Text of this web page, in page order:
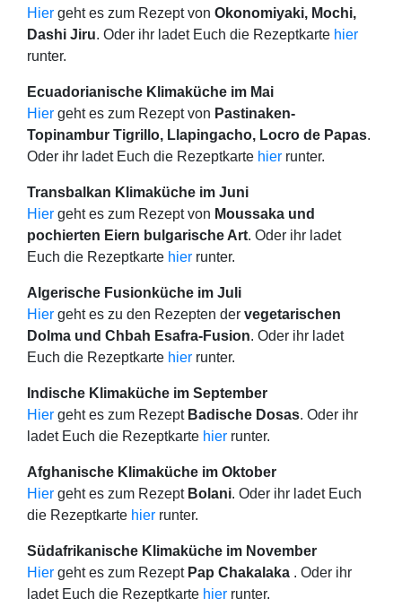
Hier geht es zum Rezept von Okonomiyaki, Mochi,
Dashi Jiru. Oder ihr ladet Euch die Rezeptkarte hier
runter.
Ecuadorianische Klimaküche im Mai
Hier geht es zum Rezept von Pastinaken-
Topinambur Tigrillo, Llapingacho, Locro de Papas.
Oder ihr ladet Euch die Rezeptkarte hier runter.
Transbalkan Klimaküche im Juni
Hier geht es zum Rezept von Moussaka und
pochierten Eiern bulgarische Art. Oder ihr ladet
Euch die Rezeptkarte hier runter.
Algerische Fusionküche im Juli
Hier geht es zu den Rezepten der vegetarischen
Dolma und Chbah Esafra-Fusion. Oder ihr ladet
Euch die Rezeptkarte hier runter.
Indische Klimaküche im September
Hier geht es zum Rezept Badische Dosas. Oder ihr
ladet Euch die Rezeptkarte hier runter.
Afghanische Klimaküche im Oktober
Hier geht es zum Rezept Bolani. Oder ihr ladet Euch
die Rezeptkarte hier runter.
Südafrikanische Klimaküche im November
Hier geht es zum Rezept Pap Chakalaka . Oder ihr
ladet Euch die Rezeptkarte hier runter.